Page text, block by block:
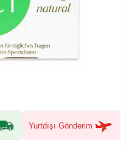
Yurtdışı Gönderim